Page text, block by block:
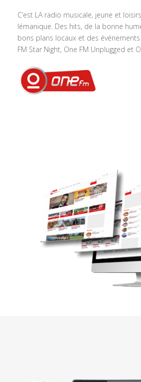
C’est LA radio musicale, jeune et
lémanique. Des hits, de la bonne
bons plans locaux et des
FM Star Night, One FM Unplugged et